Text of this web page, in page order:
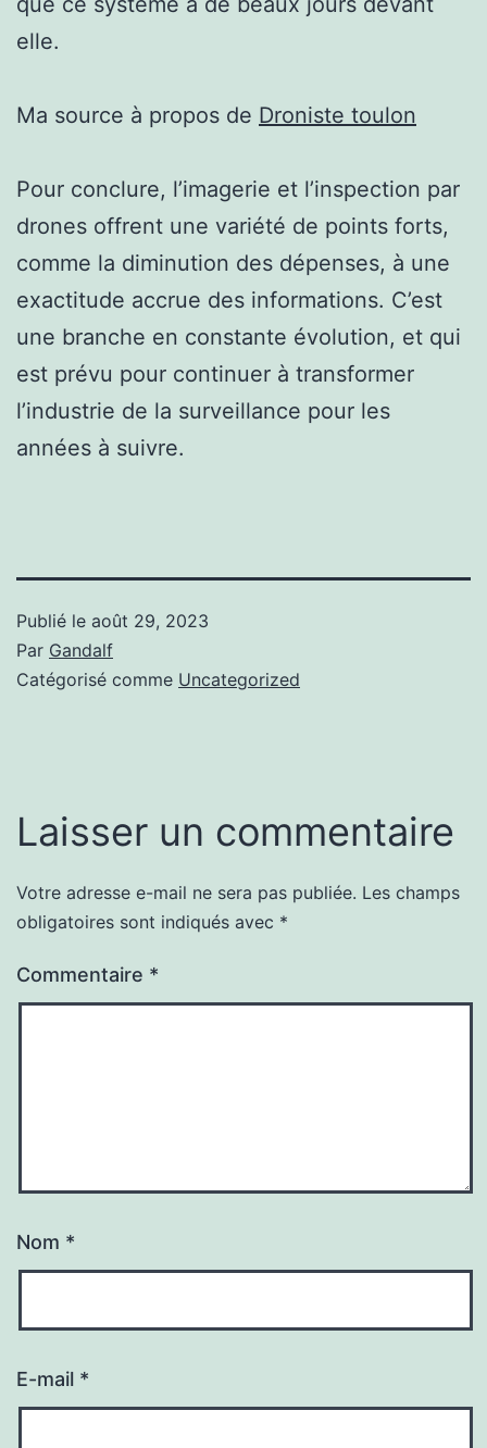
elle.
Ma source à propos de Droniste toulon
Pour conclure, l’imagerie et l’inspection par
drones offrent une variété de points forts,
comme la diminution des dépenses, à une
exactitude accrue des informations. C’est
une branche en constante évolution, et qui
est prévu pour continuer à transformer
l’industrie de la surveillance pour les
années à suivre.
Publié le août 29, 2023
Par Gandalf
Catégorisé comme Uncategorized
Laisser un commentaire
Votre adresse e-mail ne sera pas publiée. Les champs
obligatoires sont indiqués avec *
Commentaire *
Nom *
E-mail *